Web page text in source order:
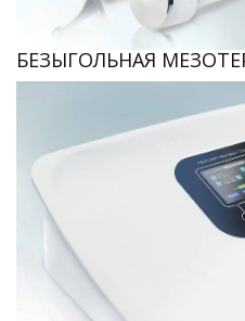
БЕЗЫГОЛЬНАЯ